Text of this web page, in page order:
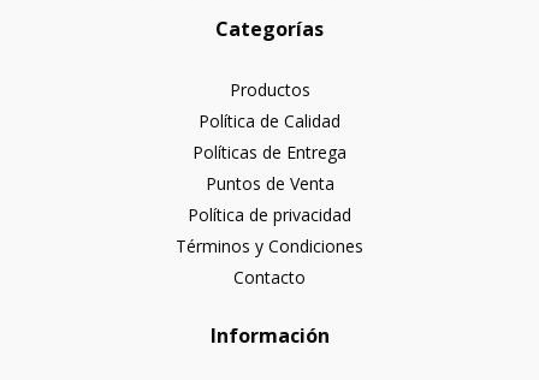
Categorías
Productos
Política de Calidad
Políticas de Entrega
Puntos de Venta
Política de privacidad
Términos y Condiciones
Contacto
Información